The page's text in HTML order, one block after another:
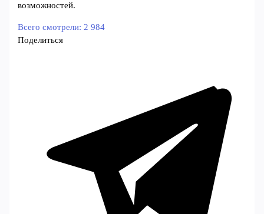
возможностей.
Всего смотрели: 2 984
Поделиться